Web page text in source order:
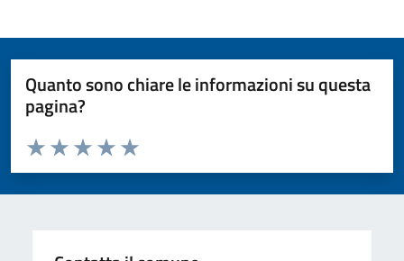
Quanto sono chiare le informazioni su questa
pagina?
Valuta da 1 a 5 stelle la pagina
Valuta 5 stelle su 5
Valuta 4 stelle su 5
Valuta 3 stelle su 5
Valuta 2 stelle su 5
Valuta 1 stelle su 5